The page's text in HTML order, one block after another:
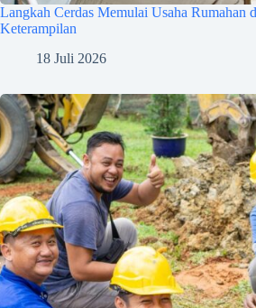
Langkah Cerdas Memulai Usaha Rumahan
Keterampilan
18 Juli 2026